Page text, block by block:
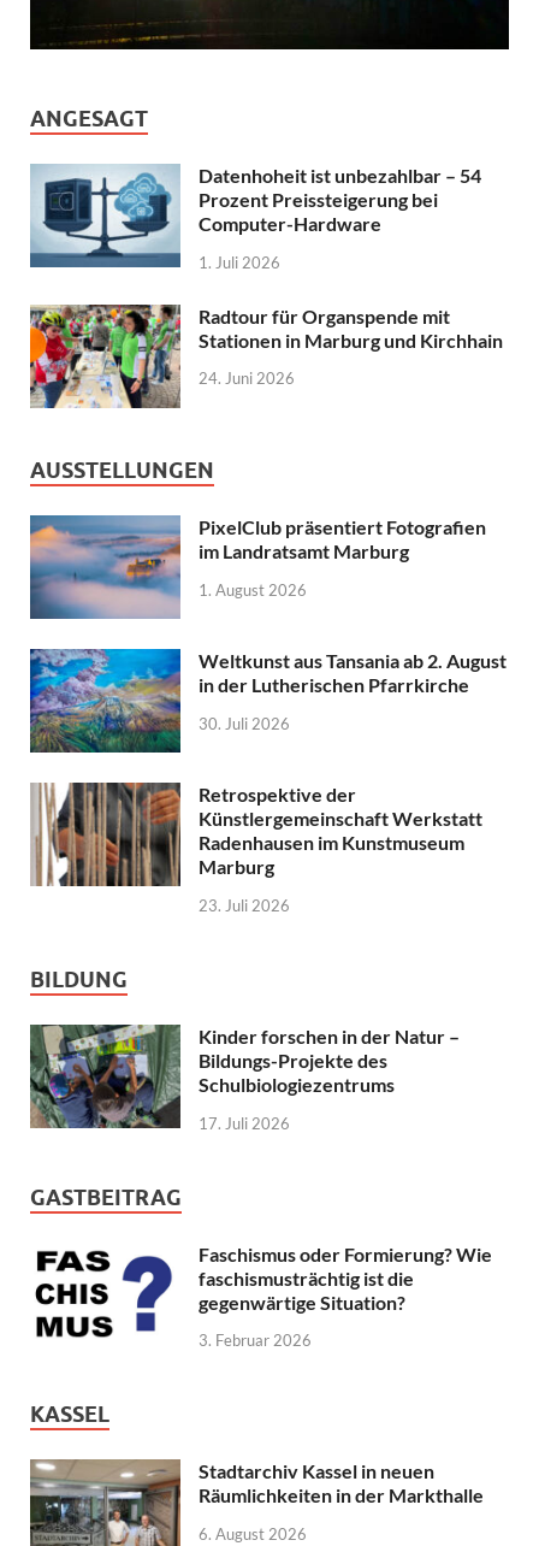
ANGESAGT
Datenhoheit ist unbezahlbar – 54
Prozent Preissteigerung bei
Computer-Hardware
1. Juli 2026
Radtour für Organspende mit
Stationen in Marburg und Kirchhain
24. Juni 2026
AUSSTELLUNGEN
PixelClub präsentiert Fotografien
im Landratsamt Marburg
1. August 2026
Weltkunst aus Tansania ab 2. August
in der Lutherischen Pfarrkirche
30. Juli 2026
Retrospektive der
Künstlergemeinschaft Werkstatt
Radenhausen im Kunstmuseum
Marburg
23. Juli 2026
BILDUNG
Kinder forschen in der Natur –
Bildungs-Projekte des
Schulbiologiezentrums
17. Juli 2026
GASTBEITRAG
Faschismus oder Formierung? Wie
faschismusträchtig ist die
gegenwärtige Situation?
3. Februar 2026
KASSEL
Stadtarchiv Kassel in neuen
Räumlichkeiten in der Markthalle
6. August 2026